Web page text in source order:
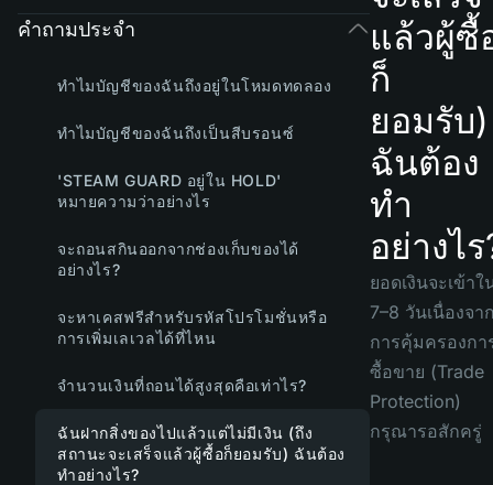
คำถามประจำ
ทำไมบัญชีของฉันถึงอยู่ในโหมดทดลอง
ทำไมบัญชีของฉันถึงเป็นสีบรอนซ์
'STEAM GUARD อยู่ใน HOLD'
หมายความว่าอย่างไร
จะถอนสกินออกจากช่องเก็บของได้
อย่างไร?
จะหาเคสฟรีสำหรับรหัสโปรโมชั่นหรือ
การเพิ่มเลเวลได้ที่ไหน
จำนวนเงินที่ถอนได้สูงสุดคือเท่าไร?
ฉันฝากสิ่งของไปแล้วแต่ไม่มีเงิน (ถึง
สถานะจะเสร็จแล้วผู้ซื้อก็ยอมรับ) ฉันต้อง
ทำอย่างไร?
แล้วผู้ซื้
ก็
ยอมรับ)
ฉันต้อง
ทำ
อย่างไร
ยอดเงินจะเข้าใ
7–8 วันเนื่องจา
การคุ้มครองกา
ซื้อขาย (Trade
Protection)
กรุณารอสักครู่